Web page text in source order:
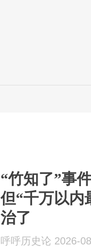
“竹知了”事
但“千万以内
治了
呼呼历史论 2026-